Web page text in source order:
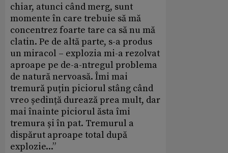
chiar, atunci când merg, sunt
momente în care trebuie să mă
concentrez foarte tare ca să nu mă
clatin. Pe de altă parte, s-a produs
un miracol – explozia mi-a rezolvat
aproape pe de-a-ntregul problema
de natură nervoasă. Îmi mai
tremură puțin piciorul stâng când
vreo ședință durează prea mult, dar
mai înainte piciorul ăsta îmi
tremura și în pat. Tremurul a
dispărut aproape total după
explozie...”